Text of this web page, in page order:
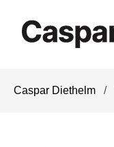
überspringen
Caspar Diethelm